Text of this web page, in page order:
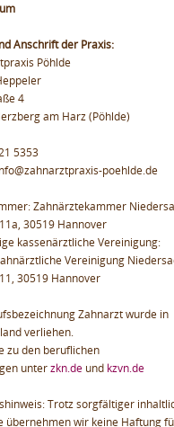
Anschrift der Praxis:
Pöhlde
4
am Harz (Pöhlde)
5353
poehlde.de
Zahnärztekammer
30519 Hannover
kassenärztliche Vereinigung:
Vereinigung
30519 Hannover
Zahnarzt wurde in
verliehen.
zu den beruflichen
unterzkn.de und kzvn.de
Trotz sorgfältiger
übernehmen wir keine Haftung